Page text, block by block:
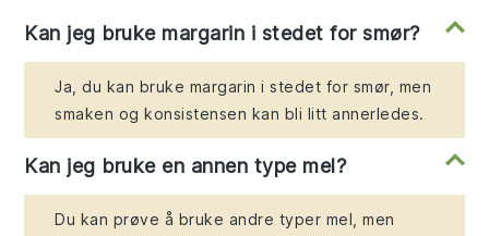
Kan jeg bruke margarin i stedet for smør?
Ja, du kan bruke margarin i stedet for smør, men
smaken og konsistensen kan bli litt annerledes.
Kan jeg bruke en annen type mel?
Du kan prøve å bruke andre typer mel, men